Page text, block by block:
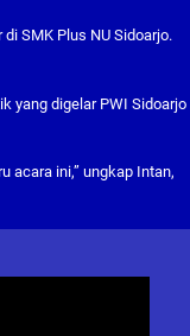
SMK Plus NU Sidoarjo.
yang digelar PWI Sidoarjo
acara ini,” ungkap Intan,